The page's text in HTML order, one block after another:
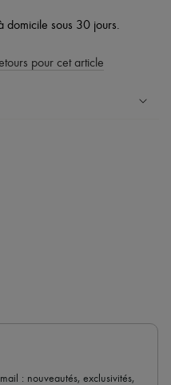
domicile sous 30 jours.
pour cet article
plus de 100 pays
sont toujours offerts
du groupe LVMH
: nouveautés, exclusivités,